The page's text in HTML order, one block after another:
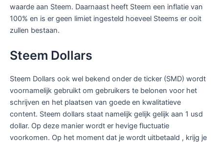
waarde aan Steem. Daarnaast heeft Steem een inflatie van
100% en is er geen limiet ingesteld hoeveel Steems er ooit
zullen bestaan.
Steem Dollars
Steem Dollars ook wel bekend onder de ticker (SMD) wordt
voornamelijk gebruikt om gebruikers te belonen voor het
schrijven en het plaatsen van goede en kwalitatieve
content. Steem dollars staat namelijk gelijk gelijk aan 1 usd
dollar. Op deze manier wordt er hevige fluctuatie
voorkomen. Op het moment dat je wordt uitbetaald , krijg je